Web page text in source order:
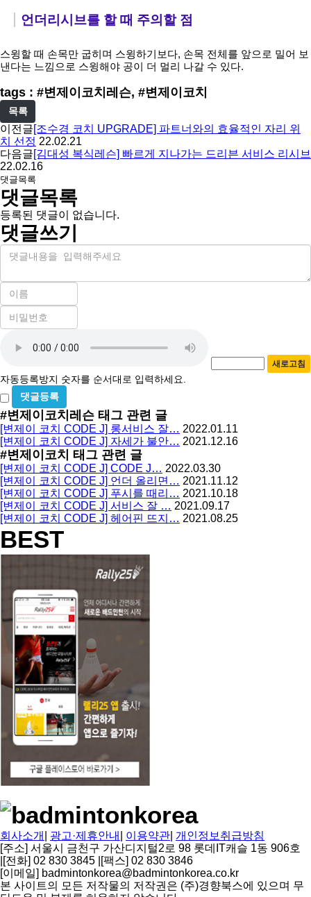
언더리시브를 할 때 주의할 점
스윙할 때 손목만 굽히며 스윙하기보다, 손목 전체를 앞으로 밀어 보
낸다는 느낌으로 스윙해야 공이 더 멀리 나갈 수 있다.
tags : #변제이코치레슨, #변제이코치
목록
이전글[조수경 코치 UPGRADE] 파트너와의 효율적인 자리 위
치 선정 22.02.21
다음글[김대성 복식레슨] 빠르게 지나가는 드리븐 서비스 리시브
22.02.16
댓글목록
댓글목록
등록된 댓글이 없습니다.
댓글쓰기
내
이
필
수
비
밀
수
록
방
지
새로고침
자동등록방지 숫자를 순서대로 입력하세요.
비
밀
글
사
용
#변제이코치레슨 태그 관련 글
[변제이 코치 CODE J] 롱서비스 잘… 2022.01.11
[변제이 코치 CODE J] 자세가 불안… 2021.12.16
#변제이코치 태그 관련 글
[변제이 코치 CODE J] CODE J… 2022.03.30
[변제이 코치 CODE J] 언더 올리면… 2021.11.12
[변제이 코치 CODE J] 푸시를 때리… 2021.10.18
[변제이 코치 CODE J] 서비스 잘 … 2021.09.17
[변제이 코치 CODE J] 헤어핀 뜨지… 2021.08.25
BEST
회사소개 광고·제휴안내 이용약관 개인정보취급방침
[주소] 서울시 금천구 가산디지털2로 98 롯데IT캐슬 1동 906호
[전화] 02 830 3845 [팩스] 02 830 3846
[이메일] badmintonkorea@badmintonkorea.co.kr
본 사이트의 모든 저작물의 저작권은 (주)경향북스에 있으며 무